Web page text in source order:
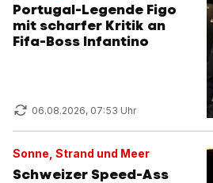
Portugal-Legende Figo
mit scharfer Kritik an
Fifa-Boss Infantino
06.08.2026, 07:53 Uhr
Sonne, Strand und Meer
Schweizer Speed-Ass